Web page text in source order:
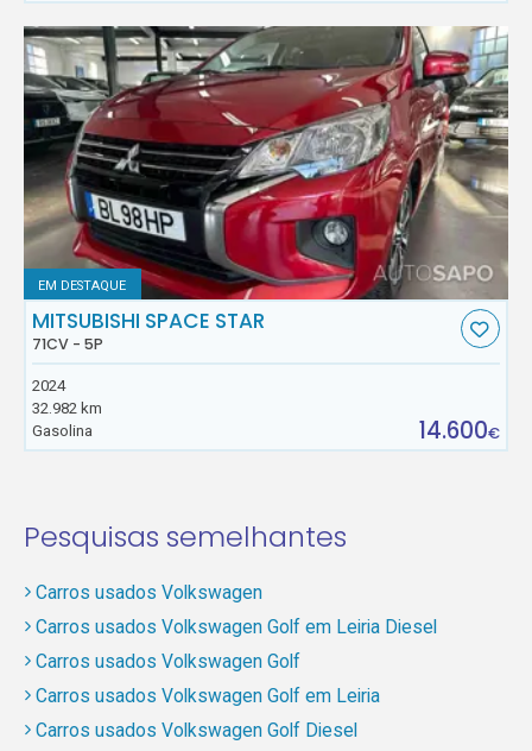
EM DESTAQUE
MITSUBISHI SPACE STAR
71CV - 5P
2024
32.982 km
Gasolina
14.600€
Pesquisas semelhantes
Carros usados Volkswagen
Carros usados Volkswagen Golf em Leiria Diesel
Carros usados Volkswagen Golf
Carros usados Volkswagen Golf em Leiria
Carros usados Volkswagen Golf Diesel